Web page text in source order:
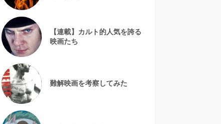
【連載】カルト的人気を誇る
映画たち
難解映画を考察してみた